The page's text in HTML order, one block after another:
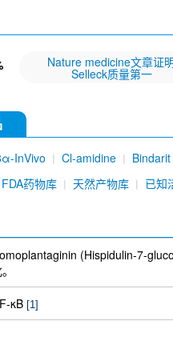
Nature medicine文章证
Selleck质量第一
InVivo Cl-amidine
Demethylzeylasteral (T-96)
Lysionotin Scopoletin
D Decursin
Isovitexin
Methyl gallate
Gentisic
Anwuligan Peiminine
FDA药物库 天然产物库 已知
(Hispidulin-7-
κB [1]